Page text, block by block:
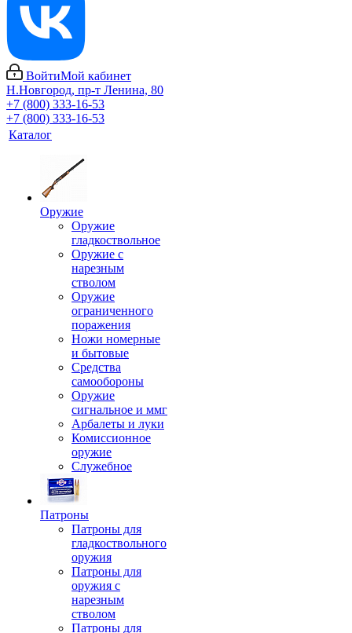
ВойтиМой кабинет
Н.Новгород, пр-т Ленина, 80
+7 (800) 333-16-53
+7 (800) 333-16-53
Каталог
Оружие
Оружие
гладкоствольное
Оружие с
нарезным
стволом
Оружие
ограниченного
поражения
Ножи номерные
и бытовые
Средства
самообороны
Оружие
сигнальное и ммг
Арбалеты и луки
Комиссионное
оружие
Служебное
Патроны
Патроны для
гладкоствольного
оружия
Патроны для
оружия с
нарезным
стволом
Патроны для